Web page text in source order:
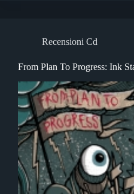
Recensioni Cd
From Plan To Progress: Ink